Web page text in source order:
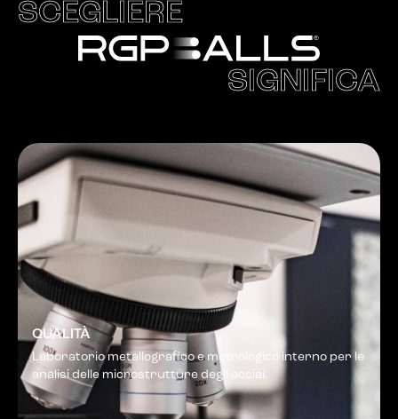
SCEGLIERE
SIGNIFICA
QUALITÀ
Laboratorio metallografico e metrologico interno per le
analisi delle microstrutture degli acciai.